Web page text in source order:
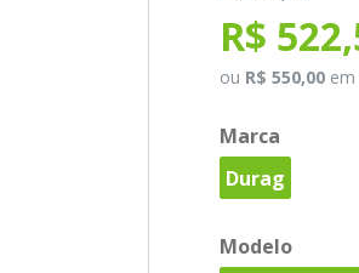
R$
ou R$ 550,00 em
Marca
Durag
Modelo